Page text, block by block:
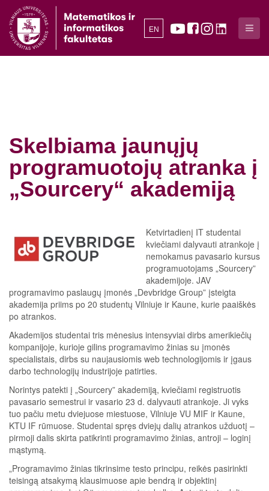
EN
Skelbiama jaunųjų
programuotojų atranka į
„Sourcery“ akademiją
Ketvirtadienį IT studentai
kviečiami dalyvauti atrankoje į
nemokamus pavasario kursus
programuotojams „Sourcery”
akademijoje. JAV
programavimo paslaugų įmonės „Devbridge Group” įsteigta
akademija priims po 20 studentų Vilniuje ir Kaune, kurie paaiškės
po atrankos.
Akademijos studentai tris mėnesius intensyviai dirbs amerikiečių
kompanijoje, kurioje gilins programavimo žinias su įmonės
specialistais, dirbs su naujausiomis web technologijomis ir įgaus
darbo technologijų industrijoje patirties.
Norintys patekti į „Sourcery” akademiją, kviečiami registruotis
pavasario semestrui ir vasario 23 d. dalyvauti atrankoje. Ji vyks
tuo pačiu metu dviejuose miestuose, Vilniuje VU MIF ir Kaune,
KTU IF rūmuose. Studentai spręs dviejų dalių atrankos užduotį –
pirmoji dalis skirta patikrinti programavimo žinias, antroji – loginį
mąstymą.
„Programavimo žinias tikrinsime testo principu, reikės pasirinkti
teisingą atsakymą klausimuose apie bendrą ir objektinį